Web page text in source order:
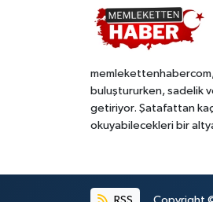
buluştururken, sadelik
getiriyor. Şatafattan
okuyabilecekleri bir